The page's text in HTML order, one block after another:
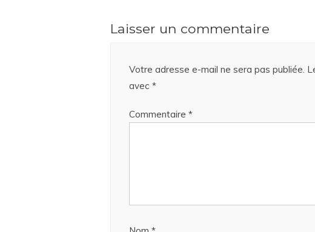
Laisser un commentaire
Votre adresse e-mail ne sera pas publiée.
avec *
Commentaire *